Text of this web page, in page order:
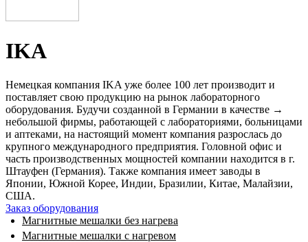
IKA
Немецкая компания IKA уже более 100 лет производит и
поставляет свою продукцию на рынок лабораторного
оборудования. Будучи созданной в Германии в качестве →
небольшой фирмы, работающей с лабораториями, больницами
и аптеками, на настоящий момент компания разрослась до
крупного международного предприятия. Головной офис и
часть производственных мощностей компании находится в г.
Штауфен (Германия). Также компания имеет заводы в
Японии, Южной Корее, Индии, Бразилии, Китае, Малайзии,
США.
Заказ оборудования
Магнитные мешалки без нагрева
Магнитные мешалки с нагревом